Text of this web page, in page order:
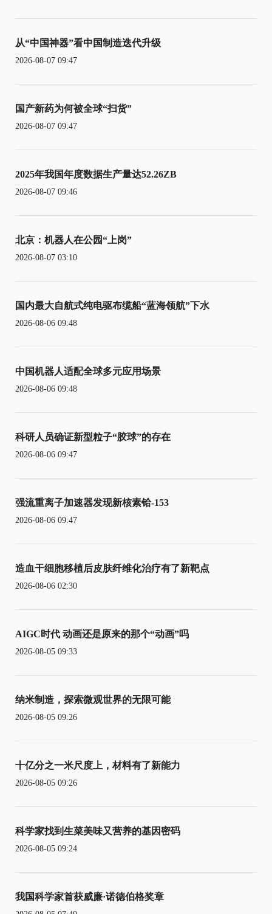
从“中国神器”看中国制造迭代升级
2026-08-07 09:47
国产新药为何被全球“扫货”
2026-08-07 09:47
2025年我国年度数据生产量达52.26ZB
2026-08-07 09:46
北京：机器人在公园“上岗”
2026-08-07 03:10
国内最大自航式纯电驱布缆船“蓝海领航”下水
2026-08-06 09:48
中国机器人适配全球多元应用场景
2026-08-06 09:48
科研人员确证新型粒子“胶球”的存在
2026-08-06 09:47
强流重离子加速器发现新核素铪-153
2026-08-06 09:47
造血干细胞移植后皮肤纤维化治疗有了新靶点
2026-08-06 02:30
AIGC时代 动画还是原来的那个“动画”吗
2026-08-05 09:33
纳米制造，探索微观世界的无限可能
2026-08-05 09:26
十亿分之一米尺度上，材料有了新能力
2026-08-05 09:26
科学家找到生菜美味又营养的基因密码
2026-08-05 09:24
我国科学家首获威廉·诺德伯格奖章